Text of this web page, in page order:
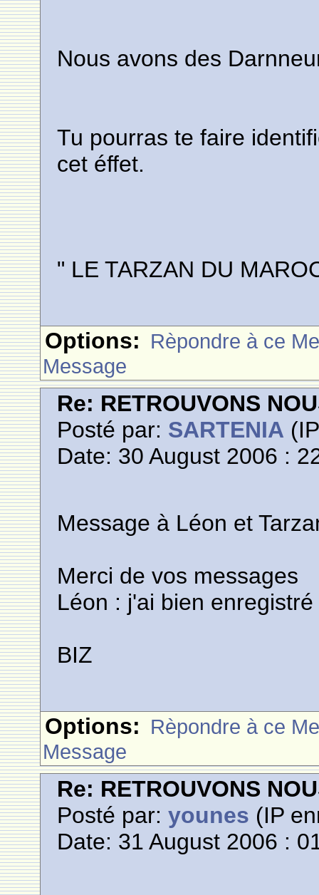
Nous avons des
Tu pourras te faire
cet éffet.
" LE TARZAN DU
Options: Rèpondre à ce
Message
Re: RETROUVONS
Posté par: SARTENIA
Date: 30 August 2006 :
Message à Léon et
Merci de vos messages
Léon : j'ai bien
BIZ
Options: Rèpondre à ce
Message
Re: RETROUVONS
Posté par:younes (IP
Date: 31 August 2006 :